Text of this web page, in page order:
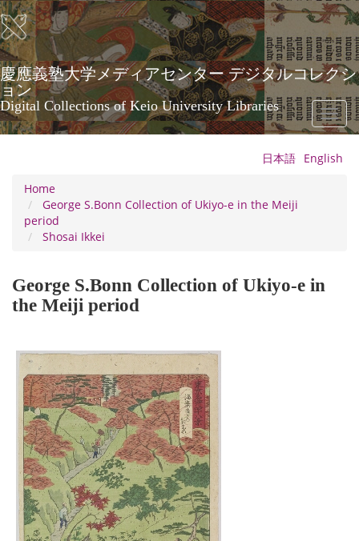
Skip
to
main
content
慶應義塾大学メディアセンター デジタルコレクシ
ョン
Digital Collections of Keio University Libraries
Toggle
日本語 English
Home
George S.Bonn Collection of Ukiyo-e in the Meiji
period
Shosai Ikkei
George S.Bonn Collection of Ukiyo-e in
the Meiji period